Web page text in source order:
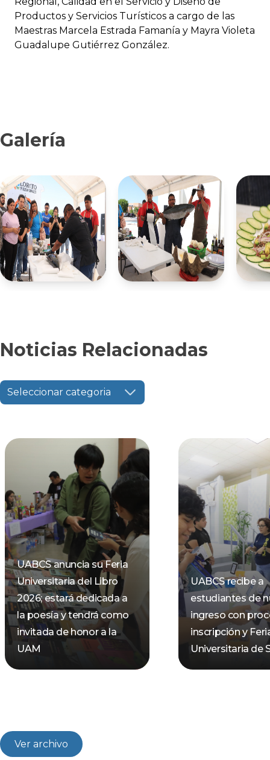
Productos y Servicios Turísticos a cargo de las
Maestras Marcela Estrada Famanía y Mayra Violeta
Guadalupe Gutiérrez González.
Galería
Noticias Relacionadas
Seleccionar categoria
UABCS anuncia su Feria
Universitaria del Libro
2026; estará dedicada a
la poesía y tendrá como
invitada de honor a la
UAM
UABCS recibe a
estudiantes de
ingreso con
inscripción y
Universitaria de
Ver archivo